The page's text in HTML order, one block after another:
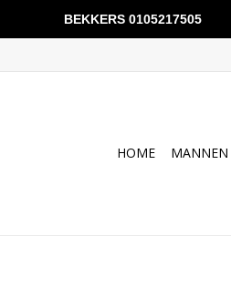
HOME MANNEN
BEKKERS 0105217505